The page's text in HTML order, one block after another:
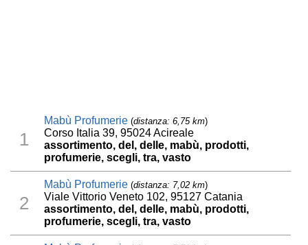
1
Mabù Profumerie (distanza: 6,75 km)
Corso Italia 39, 95024 Acireale
assortimento, del, delle, mabù, prodotti,
profumerie, scegli, tra, vasto
2
Mabù Profumerie (distanza: 7,02 km)
Viale Vittorio Veneto 102, 95127 Catania
assortimento, del, delle, mabù, prodotti,
profumerie, scegli, tra, vasto